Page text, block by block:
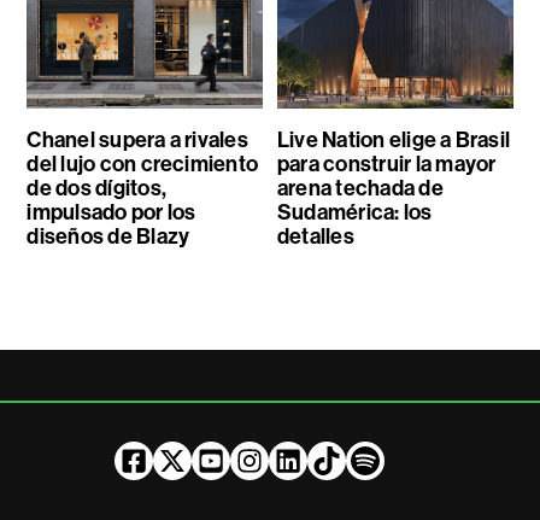
Chanel supera a rivales
del lujo con crecimiento
de dos dígitos,
impulsado por los
diseños de Blazy
Live Nation elige a Brasil
para construir la mayor
arena techada de
Sudamérica: los
detalles